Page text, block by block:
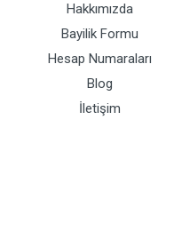
Hakkımızda
Bayilik Formu
Hesap Numaraları
Blog
İletişim